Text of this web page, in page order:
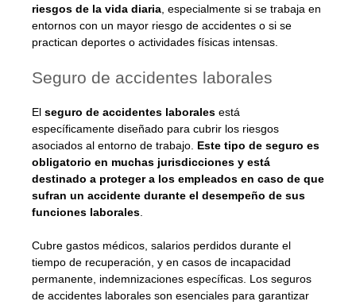
riesgos de la vida diaria , especialmente si se trabaja en
entornos con un mayor riesgo de accidentes o si se
practican deportes o actividades físicas intensas.
Seguro de accidentes laborales
El seguro de accidentes laborales está
específicamente diseñado para cubrir los riesgos
asociados al entorno de trabajo. Este tipo de seguro es
obligatorio en muchas jurisdicciones y está
destinado a proteger a los empleados en caso de que
sufran un accidente durante el desempeño de sus
funciones laborales
Cubre gastos médicos, salarios perdidos durante el
tiempo de recuperación, y en casos de incapacidad
permanente, indemnizaciones específicas. Los seguros
de accidentes laborales son esenciales para garantizar